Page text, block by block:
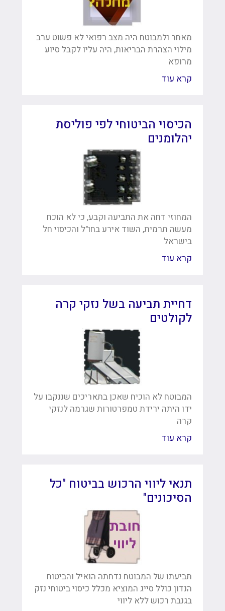
מאחר ולמבוטח היה מצב רפואי לא פשוט ערב
מילוי הצהרת הבריאות, היה עליו לקבל סיוע
מרופא
קרא עוד
הכיסוי הביטוחי לפי פוליסת
יהלומנים
המחוזי דחה את התביעה וקבע, כי לא הוכח
מעשה תרמית, השוד אירע בחו"ל והכיסוי חל
בישראל
קרא עוד
דחיית תביעה בשל נזקי קרה
לקולטים
המבוטח לא הוכיח שאכן בתאריכים שננקבו על
ידו היתה ירידת טמפרטורות שגרמה לנזקי
קרה
קרא עוד
תנאי ליווי הרכוש בביטוח "כל
הסיכונים"
תביעתו של המבוטח נדחתה הואיל והביטוח
הנדון כולל סייג המוציא מכלל כיסוי ביטוחי נזק
בגנבת רכוש ללא ליווי